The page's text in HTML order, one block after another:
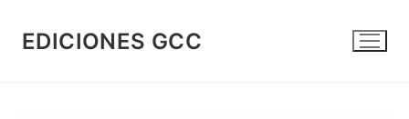
contenido
EDICIONES GCC